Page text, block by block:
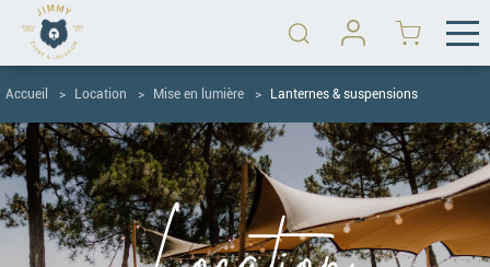
Accueil Location Mise en lumière Lanternes & suspensions